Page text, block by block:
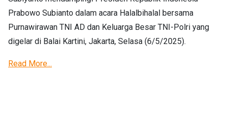
Prabowo Subianto dalam acara Halalbihalal bersama
Purnawirawan TNI AD dan Keluarga Besar TNI-Polri yang
digelar di Balai Kartini, Jakarta, Selasa (6/5/2025).
Read More...